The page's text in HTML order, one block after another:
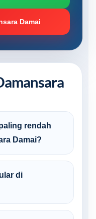
Damai
rendah
Damai?
di